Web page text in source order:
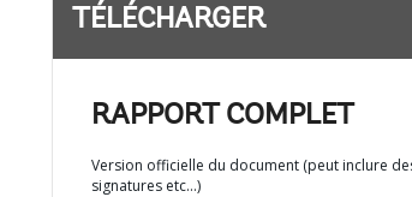
TÉLÉCHARGER
RAPPORT COMPLET
Version officielle du document (peut inclure
signatures etc…)